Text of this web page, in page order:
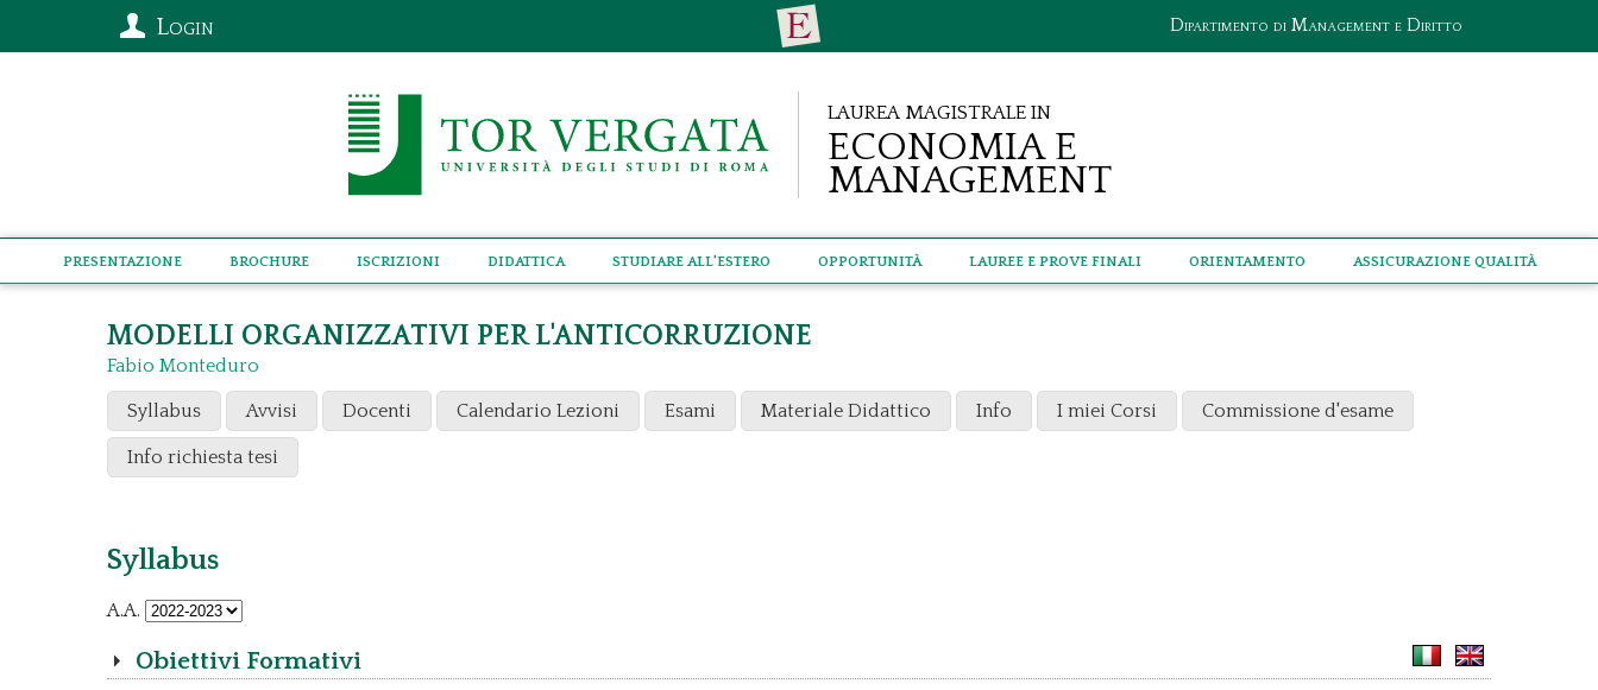
Dipartimento di Management e Diritto
Login
Laurea Magistrale in
Economia e
Management
Presentazione Brochure Iscrizioni Didattica Studiare all'estero Opportunità Lauree e Prove Finali Orientamento Assicurazione qualità
MODELLI ORGANIZZATIVI PER L'ANTICORRUZIONE
Fabio Monteduro
Syllabus Avvisi Docenti Calendario Lezioni Esami Materiale Didattico Info I miei Corsi Commissione d'esame
Info richiesta tesi
Syllabus
A.A.
Obiettivi Formativi